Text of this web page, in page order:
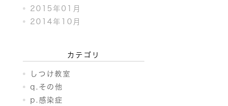
2015年01月
2014年10月
カテゴリ
しつけ教室
q.その他
p.感染症